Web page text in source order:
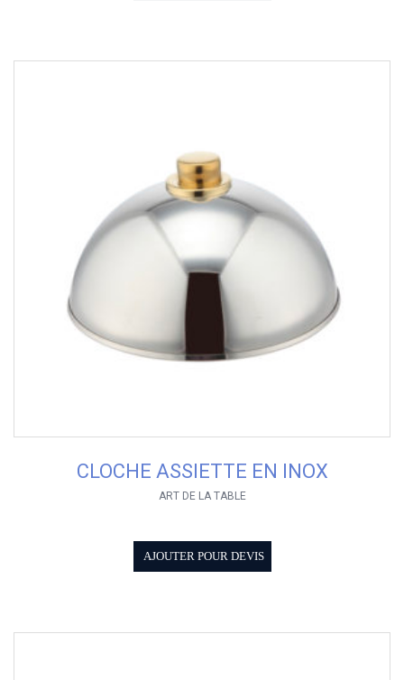
CLOCHE ASSIETTE EN INOX
ART DE LA TABLE
AJOUTER POUR DEVIS